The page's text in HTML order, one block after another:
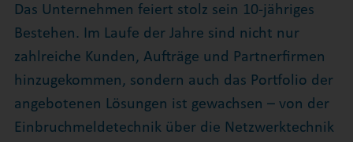
Das Unternehmen feiert stolz sein 10-jähriges
Bestehen. Im Laufe der Jahre sind nicht nur
zahlreiche Kunden, Aufträge und Partnerfirmen
hinzugekommen, sondern auch das Portfolio der
angebotenen Lösungen ist gewachsen – von der
Einbruchmeldetechnik über die Netzwerktechnik